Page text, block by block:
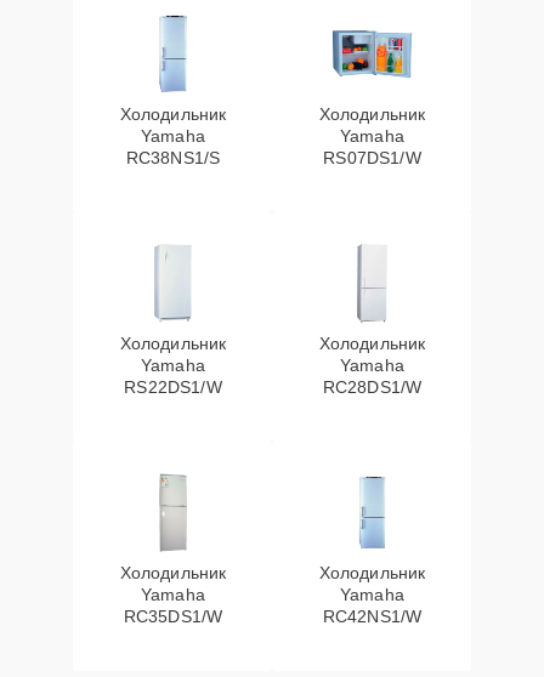
Холодильник
Yamaha
RC38NS1/S
Холодильник
Yamaha
RS07DS1/W
Холодильник
Yamaha
RS22DS1/W
Холодильник
Yamaha
RC28DS1/W
Холодильник
Yamaha
RC35DS1/W
Холодильник
Yamaha
RC42NS1/W